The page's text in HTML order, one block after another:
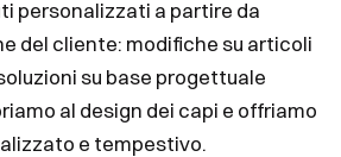
personalizzati a partire da
del cliente: modifiche su articoli
su base progettuale
al design dei capi e offriamo
e tempestivo.